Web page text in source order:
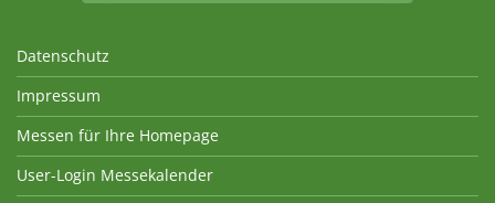
Datenschutz
Impressum
Messen für Ihre Homepage
User-Login Messekalender